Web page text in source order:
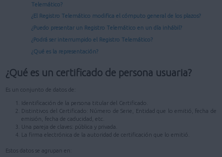
Telemático?
¿El Registro Telemático modifica el cómputo general de los plazos?
¿Puedo presentar un Registro Telemático en un día inhábil?
¿Podrá ser interrumpido el Registro Telemático?
¿Qué es la representación?
¿Qué es un certificado de persona usuaria?
Es un conjunto de datos de:
Identificación de la persona titular del Certificado.
Distintivos del Certificado: Número de Serie, Entidad que lo emitió, fecha de
emisión, fecha de caducidad, etc.
Una pareja de claves: pública y privada.
La firma electrónica de la autoridad de certificación que lo emitió.
Estos datos se agrupan en: